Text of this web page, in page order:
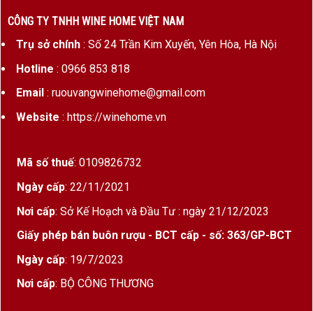
CÔNG TY TNHH WINE HOME VIỆT NAM
Trụ sở chính: Số 24 Trần Kim Xuyến, Yên Hòa, Hà Nội
Hotline : 0966 853 818
Email : ruouvangwinehome@gmail.com
Website : https://winehome.vn
Mã số thuế: 0109826732
Ngày cấp: 22/11/2021
Nơi cấp: Sở Kế Hoạch và Đầu Tư : ngày 21/12/2023
Giấy phép bán buôn rượu - BCT cấp - số: 363/GP-BCT
Ngày cấp: 19/7/2023
Nơi cấp: BỘ CÔNG THƯƠNG